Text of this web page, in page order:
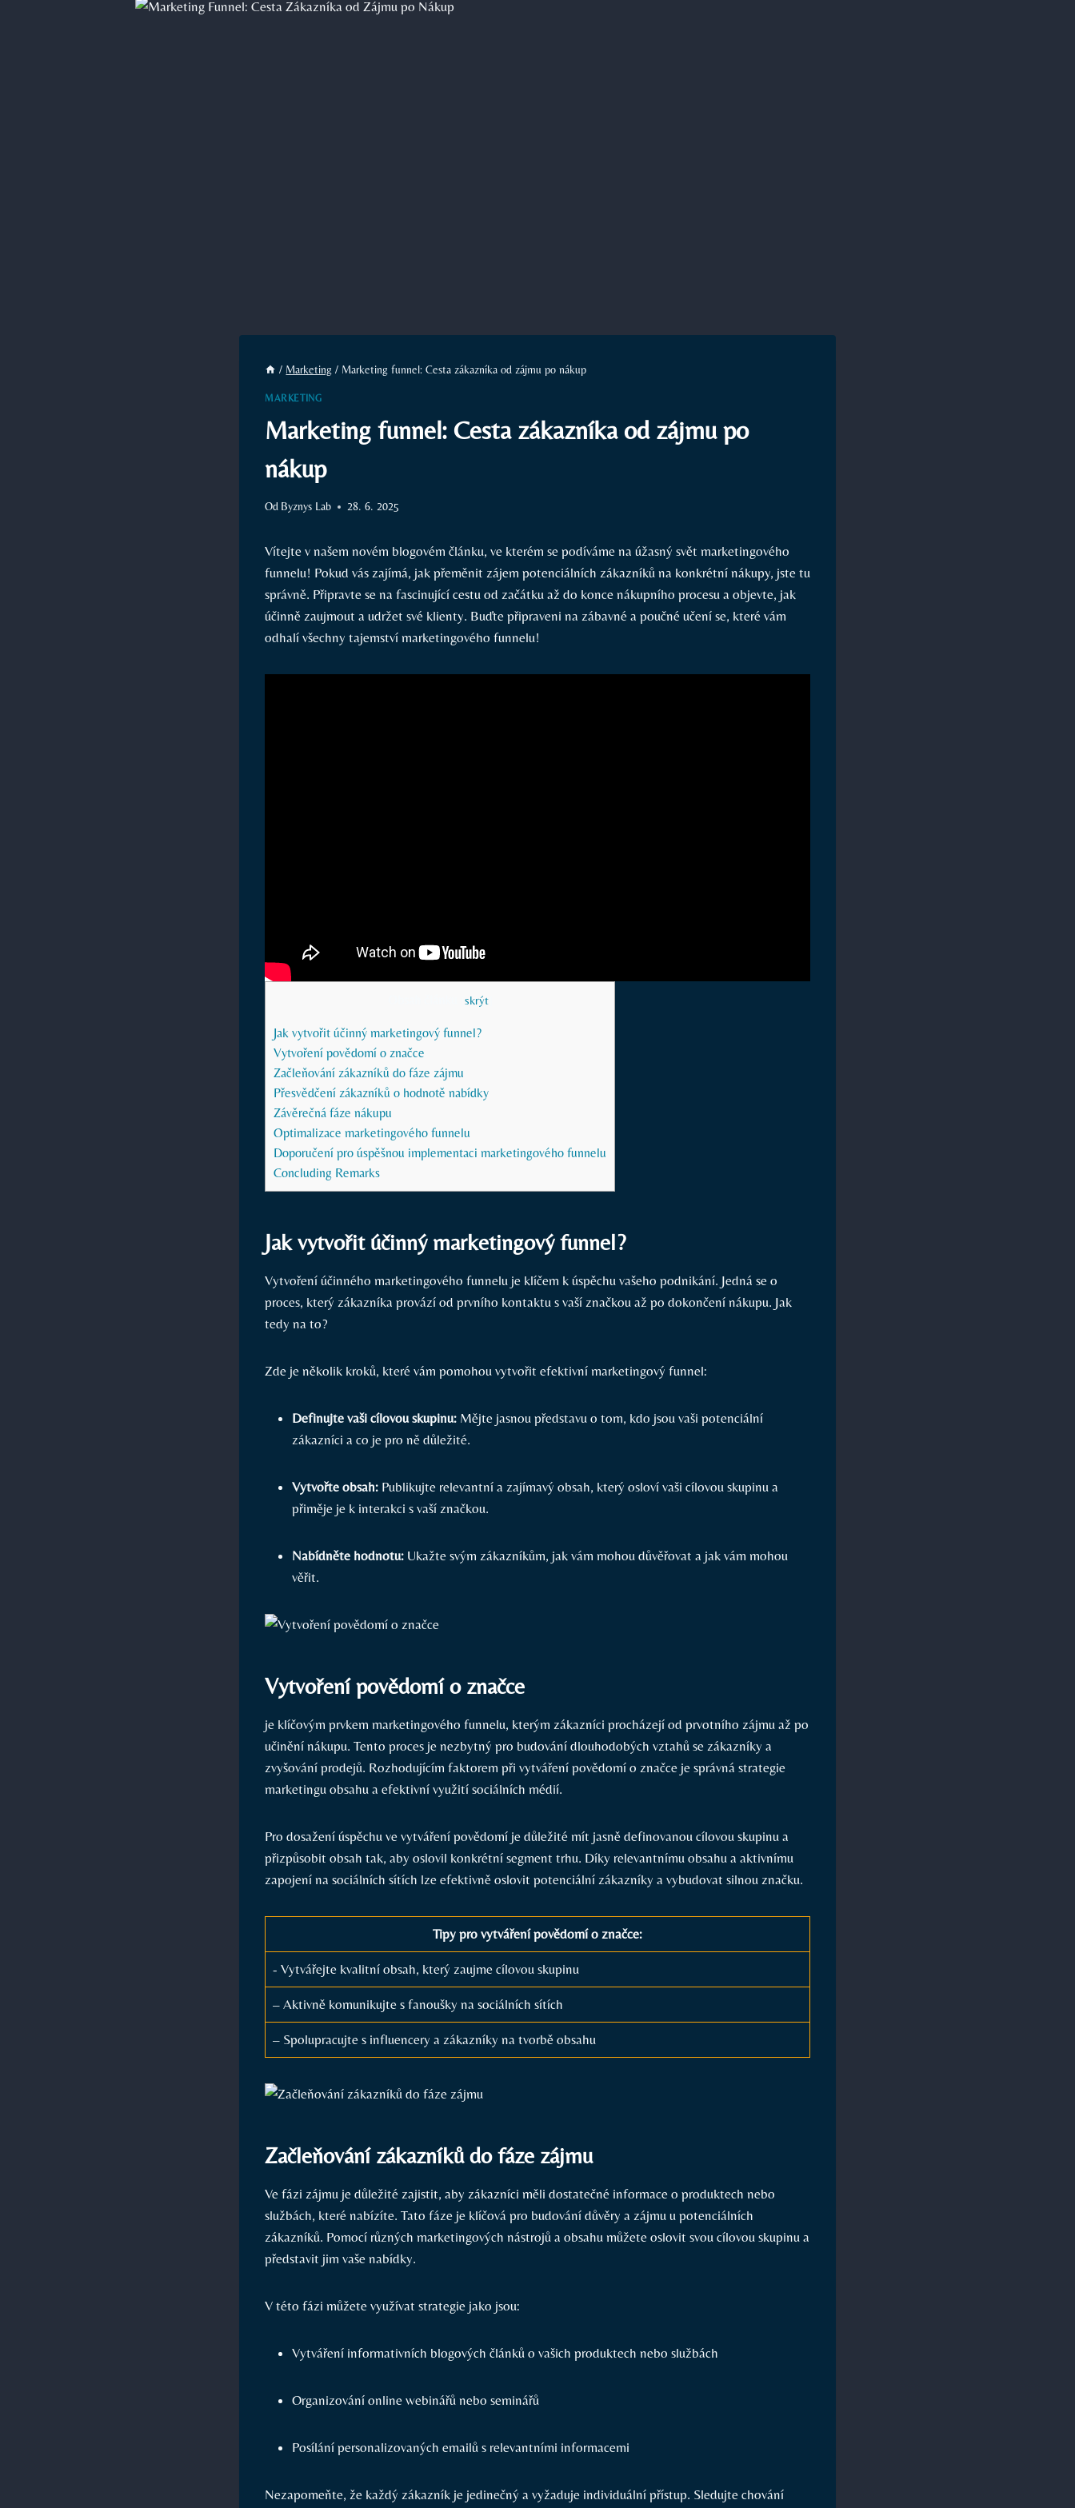
/ Marketing / Marketing funnel: Cesta zákazníka od zájmu po nákup
MARKETING
Marketing funnel: Cesta zákazníka od zájmu po
nákup
Od Byznys Lab 28. 6. 2025
Vítejte v našem novém blogovém⁤ článku, ve ‌kterém se‌ podíváme‌ na úžasný svět marketingového​
funnelu! Pokud vás⁣ zajímá,‍ jak⁤ přeměnit ‌zájem potenciálních zákazníků na konkrétní nákupy, ‌jste tu
⁢správně.‍ Připravte se na⁢ fascinující cestu od začátku až ⁤do konce nákupního procesu a objevte, jak
účinně zaujmout a udržet své klienty.‍ Buďte připraveni na ⁢zábavné a poučné učení se, které vám
odhalí všechny tajemství marketingového ‌funnelu!
skrýt]
Jak vytvořit účinný​ marketingový ​funnel?
Vytvoření povědomí o značce
Začleňování zákazníků ‌do fáze zájmu
Přesvědčení zákazníků o hodnotě nabídky
Závěrečná ⁤fáze nákupu
Optimalizace marketingového funnelu
Doporučení pro úspěšnou implementaci marketingového funnelu
Concluding Remarks
Jak vytvořit účinný​ marketingový ​funnel?
Vytvoření účinného marketingového⁢ funnelu je klíčem k úspěchu vašeho⁢ podnikání. Jedná se o
proces,​ který‍ zákazníka provází od prvního kontaktu s vaší ⁤značkou až po dokončení nákupu.⁣ Jak⁣
tedy na ‍to?
Zde je několik‍ kroků, které⁢ vám pomohou vytvořit efektivní ⁢marketingový​ funnel:
Definujte vaši cílovou skupinu: ⁣Mějte ‍jasnou představu o‌ tom, kdo jsou vaši ⁤potenciální
zákazníci a co je pro ně‌ důležité.
Vytvořte⁤ obsah: Publikujte relevantní ⁢a zajímavý‌ obsah, který osloví vaši cílovou skupinu ⁤a
přiměje je‌ k interakci s vaší ‌značkou.
Nabídněte hodnotu: Ukažte svým‍ zákazníkům, jak vám mohou ⁤důvěřovat a jak vám mohou
věřit.
Vytvoření povědomí o značce
je‌ klíčovým prvkem marketingového funnelu, kterým ‌zákazníci procházejí​ od‍ prvotního zájmu až‌ po
učinění nákupu. Tento proces ‍je nezbytný pro budování dlouhodobých vztahů‍ se zákazníky a
zvyšování prodejů. Rozhodujícím faktorem při‍ vytváření povědomí o značce je správná strategie
marketingu obsahu a efektivní využití sociálních médií.
Pro dosažení⁣ úspěchu ⁣ve vytváření povědomí je důležité mít jasně definovanou cílovou skupinu a
přizpůsobit ⁢obsah tak, aby oslovil⁢ konkrétní segment trhu.‌ Díky relevantnímu obsahu⁣ a ⁣aktivnímu
zapojení​ na sociálních sítích lze efektivně oslovit ‍potenciální​ zákazníky a vybudovat silnou⁢ značku.
Tipy pro vytváření povědomí o značce:
-⁤ Vytvářejte kvalitní obsah, který‌ zaujme‍ cílovou skupinu
– Aktivně komunikujte s fanoušky na sociálních sítích
– Spolupracujte s influencery⁢ a zákazníky na tvorbě obsahu
Začleňování zákazníků ‌do fáze zájmu
Ve fázi zájmu⁣ je důležité ⁣zajistit,⁢ aby zákazníci‍ měli dostatečné informace o produktech nebo
službách, které ‌nabízíte. Tato ⁢fáze je klíčová pro⁤ budování důvěry a ​zájmu u potenciálních
zákazníků. Pomocí různých marketingových nástrojů ⁤a obsahu můžete ⁢oslovit svou cílovou skupinu a
představit jim vaše nabídky.
V této fázi můžete využívat⁤ strategie ⁣jako jsou:
Vytváření informativních blogových článků o ⁣vašich produktech nebo službách
Organizování online webinářů nebo seminářů
Posílání personalizovaných ‍emailů s relevantními informacemi
Nezapomeňte, ‍že každý zákazník je jedinečný a vyžaduje individuální přístup. Sledujte ⁤chování